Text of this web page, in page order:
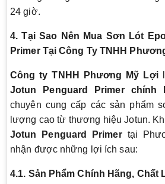
24 giờ.
4. Tại Sao Nên Mua Sơn Lót
Primer Tại Công Ty TNHH
Công ty TNHH Phương Mỹ Lợi
Jotun Penguard Primer chính
chuyên cung cấp các sản phẩm
lượng cao từ thương hiệu Jotun.
Jotun Penguard Primertại
nhận được những lợi ích sau:
4.1. Sản Phẩm Chính Hãng,